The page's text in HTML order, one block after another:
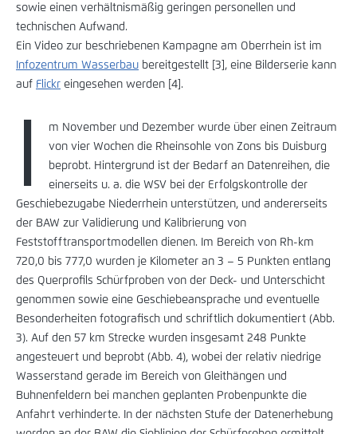
sowie einen verhältnismäßig geringen personellen und
technischen Aufwand.
Ein Video zur beschriebenen Kampagne am Oberrhein ist im
Infozentrum Wasserbau bereitgestellt [3], eine Bilderserie kann
auf Flickr eingesehen werden [4].
I
m November und Dezember wurde über einen Zeitraum
von vier Wochen die Rheinsohle von Zons bis Duisburg
beprobt. Hintergrund ist der Bedarf an Datenreihen, die
einerseits u. a. die WSV bei der Erfolgskontrolle der
Geschiebezugabe Niederrhein unterstützen, und andererseits
der BAW zur Validierung und Kalibrierung von
Feststofftransportmodellen dienen. Im Bereich von Rh-km
720,0 bis 777,0 wurden je Kilometer an 3 – 5 Punkten entlang
des Querprofils Schürfproben von der Deck- und Unterschicht
genommen sowie eine Geschiebeansprache und eventuelle
Besonderheiten fotografisch und schriftlich dokumentiert (Abb.
3). Auf den 57 km Strecke wurden insgesamt 248 Punkte
angesteuert und beprobt (Abb. 4), wobei der relativ niedrige
Wasserstand gerade im Bereich von Gleithängen und
Buhnenfeldern bei manchen geplanten Probenpunkte die
Anfahrt verhinderte. In der nächsten Stufe der Datenerhebung